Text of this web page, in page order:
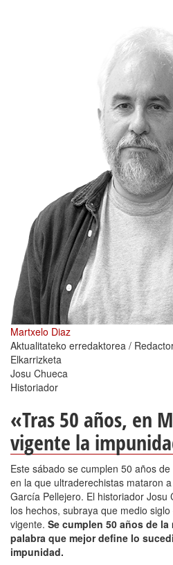
Martxelo Diaz
Aktualitateko erredaktorea /
Elkarrizketa
Josu Chueca
Historiador
«Tras 50 años, en
vigente la
Este sábado se cumplen 50 años
en la que ultraderechistas mataron
García Pellejero. El historiador Josu
los hechos, subraya que medio
vigente. Se cumplen 50 años de
palabra que mejor define lo
impunidad.